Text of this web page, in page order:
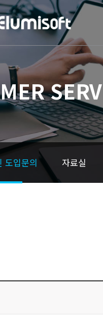
도입문의 자료실